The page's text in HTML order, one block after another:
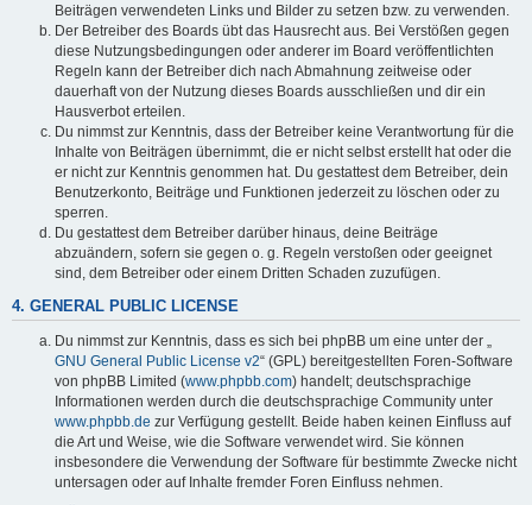
Beiträgen verwendeten Links und Bilder zu setzen bzw. zu verwenden.
Der Betreiber des Boards übt das Hausrecht aus. Bei Verstößen gegen
diese Nutzungsbedingungen oder anderer im Board veröffentlichten
Regeln kann der Betreiber dich nach Abmahnung zeitweise oder
dauerhaft von der Nutzung dieses Boards ausschließen und dir ein
Hausverbot erteilen.
Du nimmst zur Kenntnis, dass der Betreiber keine Verantwortung für die
Inhalte von Beiträgen übernimmt, die er nicht selbst erstellt hat oder die
er nicht zur Kenntnis genommen hat. Du gestattest dem Betreiber, dein
Benutzerkonto, Beiträge und Funktionen jederzeit zu löschen oder zu
sperren.
Du gestattest dem Betreiber darüber hinaus, deine Beiträge
abzuändern, sofern sie gegen o. g. Regeln verstoßen oder geeignet
sind, dem Betreiber oder einem Dritten Schaden zuzufügen.
4. GENERAL PUBLIC LICENSE
Du nimmst zur Kenntnis, dass es sich bei phpBB um eine unter der „
GNU General Public License v2“ (GPL) bereitgestellten Foren-Software
von phpBB Limited (www.phpbb.com) handelt; deutschsprachige
Informationen werden durch die deutschsprachige Community unter
www.phpbb.de zur Verfügung gestellt. Beide haben keinen Einfluss auf
die Art und Weise, wie die Software verwendet wird. Sie können
insbesondere die Verwendung der Software für bestimmte Zwecke nicht
untersagen oder auf Inhalte fremder Foren Einfluss nehmen.